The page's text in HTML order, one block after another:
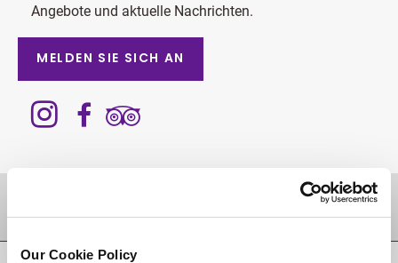
Our Cookie Policy
Angebote und aktuelle Nachrichten.
MELDEN SIE SICH AN